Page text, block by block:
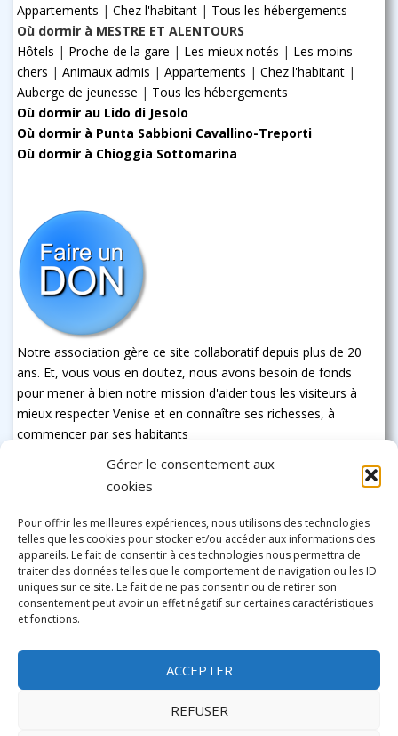
Gérer le consentement aux
cookies
Pour offrir les meilleures expériences, nous utilisons des technologies
telles que les cookies pour stocker et/ou accéder aux informations des
appareils. Le fait de consentir à ces technologies nous permettra de
traiter des données telles que le comportement de navigation ou les ID
uniques sur ce site. Le fait de ne pas consentir ou de retirer son
consentement peut avoir un effet négatif sur certaines caractéristiques
et fonctions.
ACCEPTER
REFUSER
Appartements | Chez l'habitant | Tous les hébergements
Où dormir à MESTRE ET ALENTOURS
Hôtels | Proche de la gare | Les mieux notés | Les moins
chers | Animaux admis | Appartements | Chez l'habitant |
Auberge de jeunesse | Tous les hébergements
Où dormir au Lido di Jesolo
Où dormir à Punta Sabbioni Cavallino-Treporti
Où dormir à Chioggia Sottomarina
Notre association gère ce site collaboratif depuis plus de 20
ans. Et, vous vous en doutez, nous avons besoin de fonds
pour mener à bien notre mission d'aider tous les visiteurs à
mieux respecter Venise et en connaître ses richesses, à
commencer par ses habitants